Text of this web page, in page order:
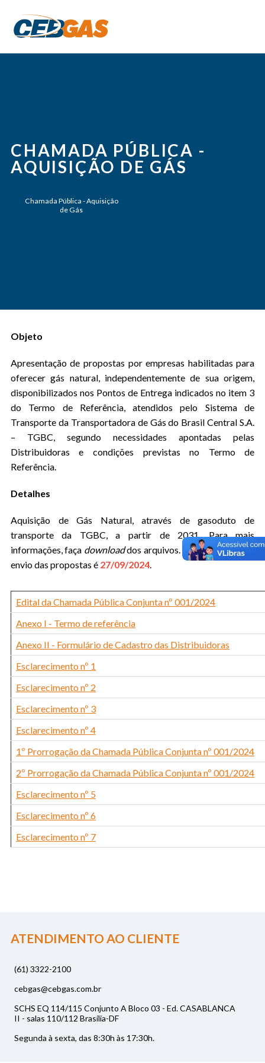
CHAMADA PÚBLICA -
AQUISIÇÃO DE GÁS
Chamada Pública - Aquisição
de Gás
Objeto
Apresentação de propostas por empresas habilitadas para
oferecer gás natural, independentemente de sua origem,
disponibilizados nos Pontos de Entrega indicados no item 3
do Termo de Referência, atendidos pelo Sistema de
Transporte da Transportadora de Gás do Brasil Central S.A.
– TGBC, segundo necessidades apontadas pelas
Distribuidoras e condições previstas no Termo de
Referência.
Detalhes
Aquisição de Gás Natural, através de gasoduto de
transporte da TGBC, a partir de 2031. Para mais
informações, faça downloaddos arquivos. A data limite para
envio das propostas é 27/09/2024.
Edital da Chamada Pública Conjunta nº 001/2024
Anexo I - Termo de referência
Anexo II - Formulário de Cadastro das Distribuidoras
Esclarecimento nº 1
Esclarecimento nº 2
Esclarecimento nº 3
Esclarecimento nº 4
1º Prorrogação da Chamada Pública Conjunta nº 001/2024
2º Prorrogação da Chamada Pública Conjunta nº 001/2024
Esclarecimento nº 5
Esclarecimento nº 6
Esclarecimento nº 7
ATENDIMENTO AO CLIENTE
(61) 3322-2100
cebgas@cebgas.com.br
SCHS EQ 114/115 Conjunto A Bloco 03 - Ed. CASABLANCA
II - salas 110/112 Brasília-DF
Segunda à sexta, das 8:30h às 17:30h.